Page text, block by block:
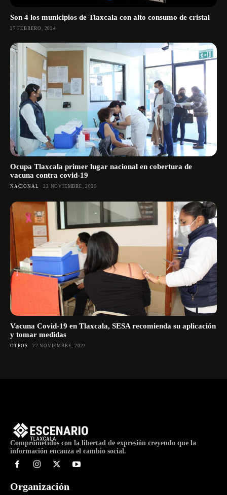
Son 4 los municipios de Tlaxcala con alto consumo de cristal
27 FEBRERO, 2024
Ocupa Tlaxcala primer lugar nacional en cobertura de
vacuna contra covid-19
NACIONAL 23 NOVIEMBRE, 2023
Vacuna Covid-19 en Tlaxcala, SESA recomienda su aplicación
y tomar medidas
OTROS 22 NOVIEMBRE, 2023
Comprometidos con la libertad de expresión creyendo que la
información encauza el cambio social.
Organización